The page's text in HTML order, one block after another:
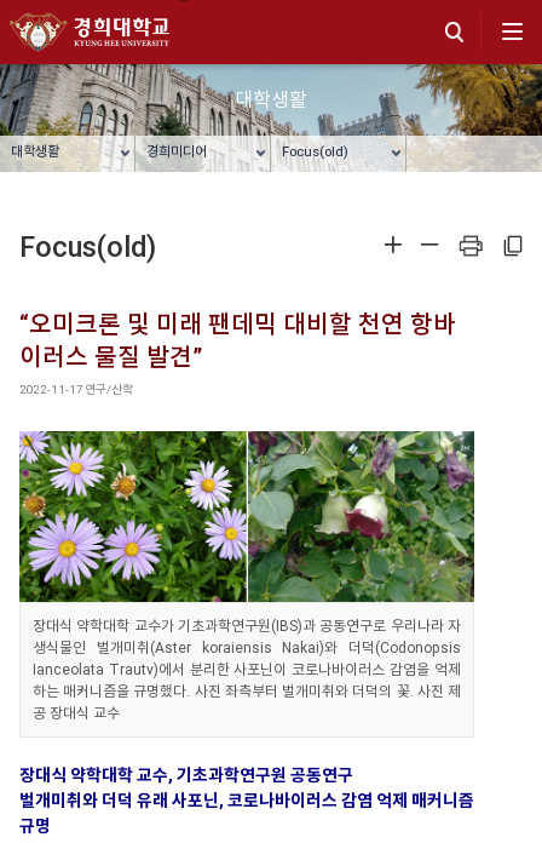
대학생활
대학생활 경희미디어 Focus(old)
확대
축소
프린트
주소복사
Focus(old)
“오미크론 및 미래 팬데믹 대비할 천연 항바
이러스 물질 발견”
2022-11-17 연구/산학
장대식 약학대학 교수가 기초과학연구원(IBS)과 공동연구로 우리나라 자
생식물인 벌개미취(Aster koraiensis Nakai)와 더덕(Codonopsis
Ianceolata Trautv)에서 분리한 사포닌이 코로나바이러스 감염을 억제
하는 매커니즘을 규명했다. 사진 좌측부터 벌개미취와 더덕의 꽃. 사진 제
공 장대식 교수
장대식 약학대학 교수, 기초과학연구원 공동연구
벌개미취와 더덕 유래 사포닌, 코로나바이러스 감염 억제 매커니즘
규명